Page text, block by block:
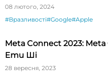
ПЗ
08 лютого, 2024
#Вразливості#Google#Apple
Meta Connect 2023:
Emu Ші
28 вересня, 2023